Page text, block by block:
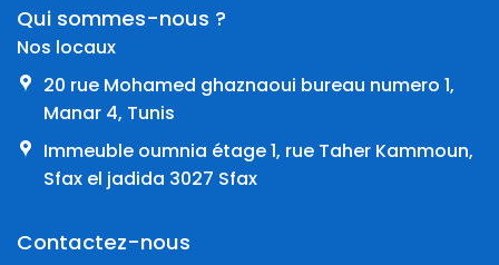
Qui sommes-nous ?
Nos locaux
20 rue Mohamed ghaznaoui bureau numero 1,
Manar 4, Tunis
Immeuble oumnia étage 1, rue Taher Kammoun,
Sfax el jadida 3027 Sfax
Contactez-nous